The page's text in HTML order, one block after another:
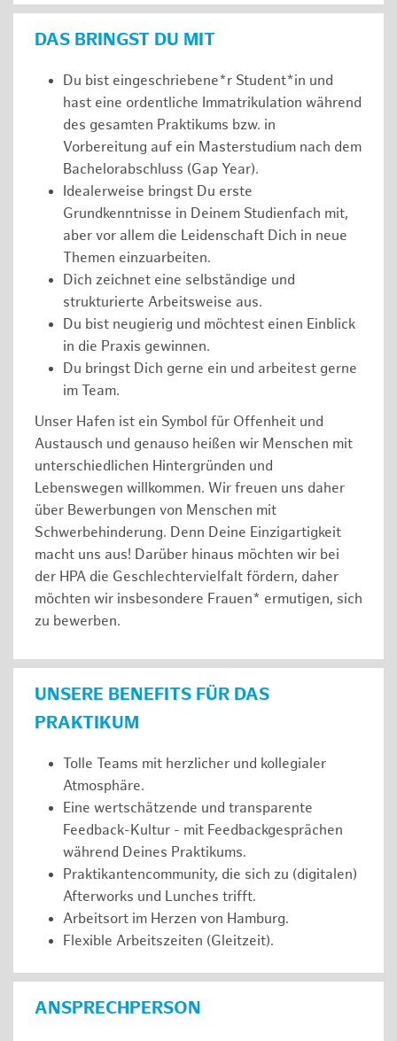
DAS BRINGST DU MIT
Du bist eingeschriebene*r Student*in und
hast eine ordentliche Immatrikulation während
des gesamten Praktikums bzw. in
Vorbereitung auf ein Masterstudium nach dem
Bachelorabschluss (Gap Year).
Idealerweise bringst Du erste
Grundkenntnisse in Deinem Studienfach mit,
aber vor allem die Leidenschaft Dich in neue
Themen einzuarbeiten.
Dich zeichnet eine selbständige und
strukturierte Arbeitsweise aus.
Du bist neugierig und möchtest einen Einblick
in die Praxis gewinnen.
Du bringst Dich gerne ein und arbeitest gerne
im Team.
Unser Hafen ist ein Symbol für Offenheit und
Austausch und genauso heißen wir Menschen mit
unterschiedlichen Hintergründen und
Lebenswegen willkommen. Wir freuen uns daher
über Bewerbungen von Menschen mit
Schwerbehinderung. Denn Deine Einzigartigkeit
macht uns aus! Darüber hinaus möchten wir bei
der HPA die Geschlechtervielfalt fördern, daher
möchten wir insbesondere Frauen* ermutigen, sich
zu bewerben.
UNSERE BENEFITS FÜR DAS
PRAKTIKUM
Tolle Teams mit herzlicher und kollegialer
Atmosphäre.
Eine wertschätzende und transparente
Feedback-Kultur - mit Feedbackgesprächen
während Deines Praktikums.
Praktikantencommunity, die sich zu (digitalen)
Afterworks und Lunches trifft.
Arbeitsort im Herzen von Hamburg.
Flexible Arbeitszeiten (Gleitzeit).
ANSPRECHPERSON